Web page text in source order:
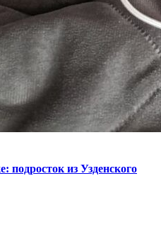
подросток из Узденского